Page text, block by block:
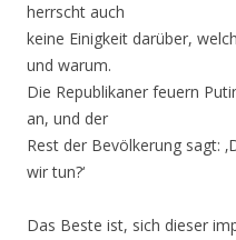
herrscht auch
keine Einigkeit darüber,
und warum.
Die Republikaner feuern
an, und der
Rest der Bevölkerung sagt:
wir tun?‘
Das Beste ist, sich dieser